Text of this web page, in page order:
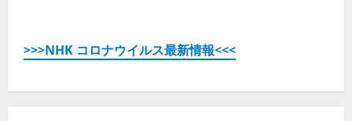
>>>NHK コロナウイルス最新情報<<<